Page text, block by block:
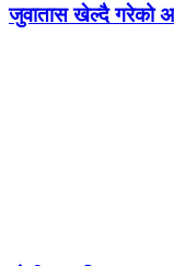
जुवातास खेल्दै गरेको